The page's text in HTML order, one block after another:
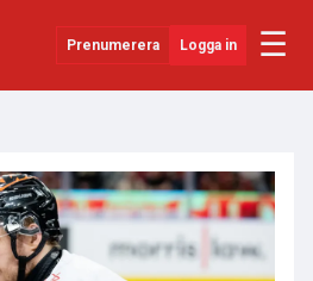
Prenumerera Logga in ☰